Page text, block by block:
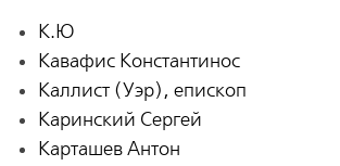
К.Ю
Кавафис Константинос
Каллист (Уэр), епископ
Каринский Сергей
Карташев Антон